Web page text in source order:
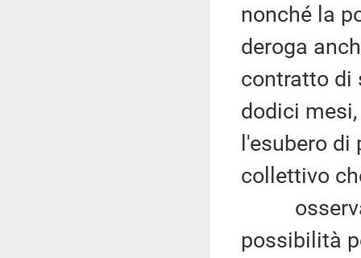
nonché la
deroga
contratto di
dodici
l'esubero
collettivo
possibilità